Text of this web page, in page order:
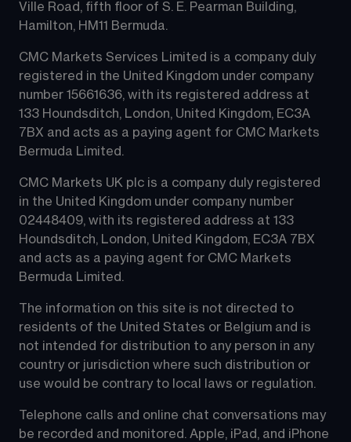
Ville Road, fifth floor of S. E. Pearman Building,
Hamilton, HM11 Bermuda.
CMC Markets Services Limited is a company duly
registered in the United Kingdom under company
number 15661636, with its registered address at
133 Houndsditch, London, United Kingdom, EC3A
7BX and acts as a paying agent for CMC Markets
Bermuda Limited.
CMC Markets UK plc is a company duly registered
in the United Kingdom under company number
02448409, with its registered address at 133
Houndsditch, London, United Kingdom, EC3A 7BX
and acts as a paying agent for CMC Markets
Bermuda Limited.
The information on this site is not directed to
residents of the United States or Belgium and is
not intended for distribution to any person in any
country or jurisdiction where such distribution or
use would be contrary to local laws or regulation.
Telephone calls and online chat conversations may
be recorded and monitored. Apple, iPad, and iPhone